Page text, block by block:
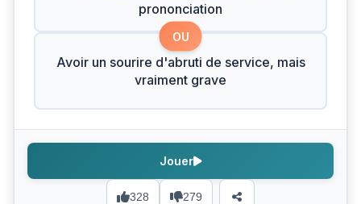
prononciation
OU
Avoir un sourire d'abruti de service, mais
vraiment grave
328 279
Jouer